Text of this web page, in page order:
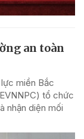
an toàn
miền Bắc
tổ chức
nhận diện mối